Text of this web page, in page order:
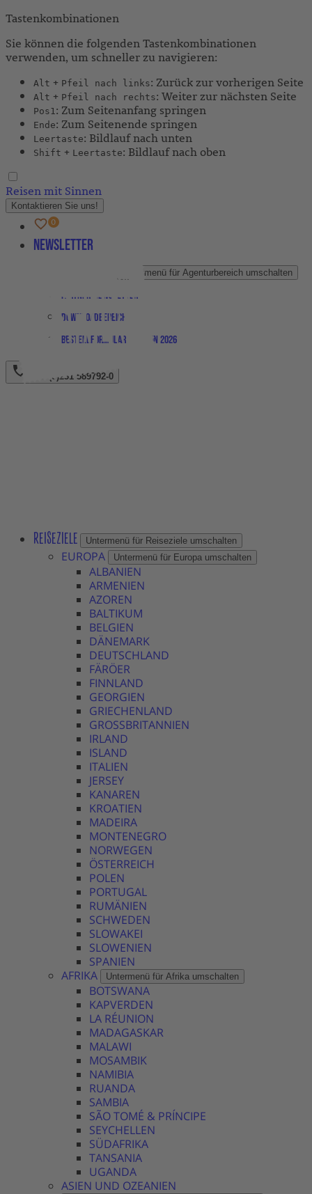
Tastenkombinationen
Sie können die folgenden Tastenkombinationen
verwenden, um schneller zu navigieren:
Alt + Pfeil nach links: Zurück zur vorherigen Seite
Alt + Pfeil nach rechts: Weiter zur nächsten Seite
Pos1: Zum Seitenanfang springen
Ende: Zum Seitenende springen
Leertaste: Bildlauf nach unten
Shift + Leertaste: Bildlauf nach oben
Reisen mit Sinnen
Kontaktieren Sie uns!
Newsletter
Untermenü für Agenturbereich umschalten
Downloadbereich
Bestellformular Magazin 2026
+49 (0)231 589792-0
REISEZIELE Untermenü für Reiseziele umschalten
EUROPA Untermenü für Europa umschalten
ALBANIEN
ARMENIEN
AZOREN
BALTIKUM
BELGIEN
DÄNEMARK
DEUTSCHLAND
FÄRÖER
FINNLAND
GEORGIEN
GRIECHENLAND
GROSSBRITANNIEN
IRLAND
ISLAND
ITALIEN
JERSEY
KANAREN
KROATIEN
MADEIRA
MONTENEGRO
NORWEGEN
ÖSTERREICH
POLEN
PORTUGAL
RUMÄNIEN
SCHWEDEN
SLOWAKEI
SLOWENIEN
SPANIEN
AFRIKA
Untermenü für Afrika umschalten
BOTSWANA
KAPVERDEN
LA RÉUNION
MADAGASKAR
MALAWI
MOSAMBIK
NAMIBIA
RUANDA
SAMBIA
SÃO TOMÉ & PRÍNCIPE
SEYCHELLEN
SÜDAFRIKA
TANSANIA
UGANDA
ASIEN UND OZEANIEN